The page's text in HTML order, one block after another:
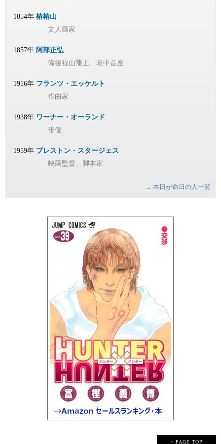
1854年 椿椿山
文人画家
1857年 阿部正弘
備後福山藩主、老中首座
1916年 フランツ・エッケルト
作曲家
1938年 ワーナー・オーランド
俳優
1959年 プレストン・スタージェス
映画監督、脚本家
→ 本日が命日の人一覧
↑ PAGE TOP